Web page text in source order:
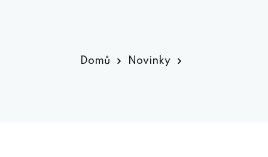
Domů Novinky